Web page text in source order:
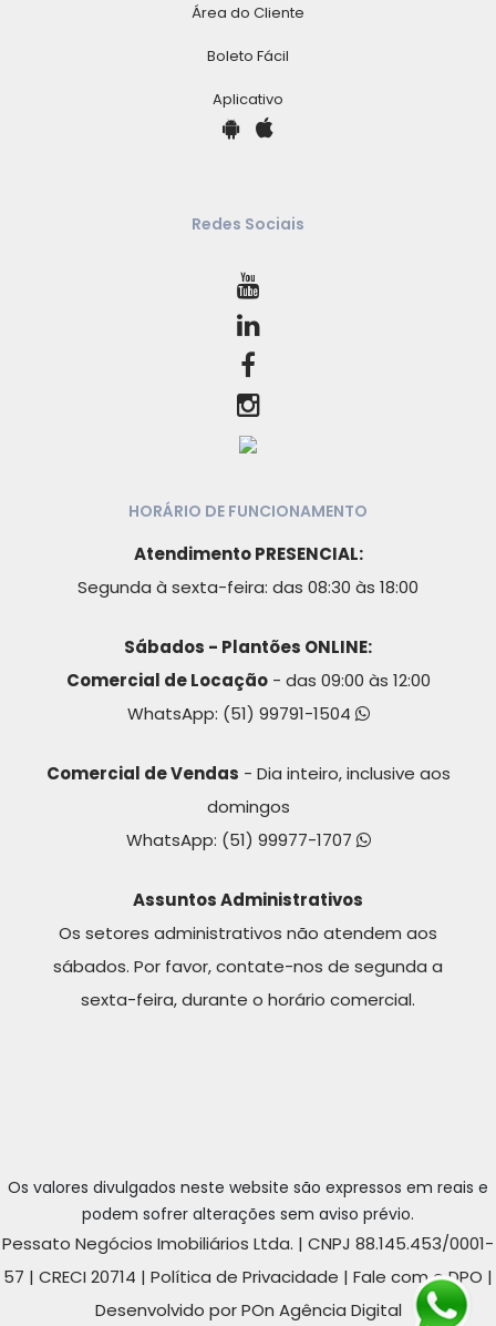
Área do Cliente
Boleto Fácil
Aplicativo
Redes Sociais
HORÁRIO DE FUNCIONAMENTO
Atendimento PRESENCIAL:
Segunda à sexta-feira: das 08:30 às 18:00
Sábados - Plantões ONLINE:
Comercial de Locação- das 09:00 às 12:00
WhatsApp: (51) 99791-1504
Comercial de Vendas - Dia inteiro, inclusive aos
domingos
WhatsApp: (51) 99977-1707
Assuntos Administrativos
Os setores administrativos não atendem aos
sábados. Por favor, contate-nos de segunda a
sexta-feira, durante o horário comercial.
Os valores divulgados neste website são expressos em reais e
podem sofrer alterações sem aviso prévio.
Pessato Negócios Imobiliários Ltda. | CNPJ 88.145.453/0001-
57 | CRECI 20714 | Política de Privacidade | Fale com o DPO |
Desenvolvido por POn Agência Digital